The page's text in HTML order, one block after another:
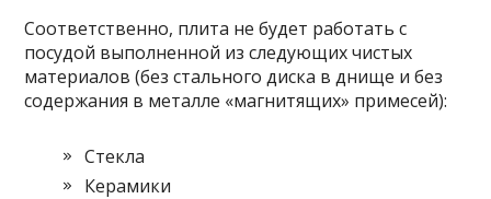
Соответственно, плита не будет работать с
посудой выполненной из следующих чистых
материалов (без стального диска в днище и без
содержания в металле «магнитящих» примесей):
Стекла
Керамики